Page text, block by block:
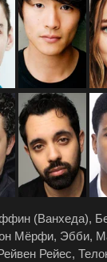
(Ванхеда),
Мёрфи, Эбби,
Рейес,